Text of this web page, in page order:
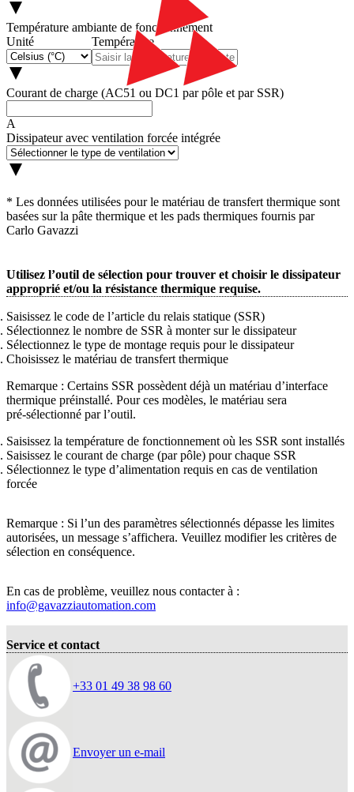
Température ambiante de fonctionnement
Unité
Température
Courant de charge (AC51 ou DC1 par pôle et par SSR)
A
Dissipateur avec ventilation forcée intégrée
* Les données utilisées pour le matériau de transfert thermique sont
basées sur la pâte thermique et les pads thermiques fournis par
Carlo Gavazzi
Utilisez l’outil de sélection pour trouver et choisir le dissipateur
approprié et/ou la résistance thermique requise.
Saisissez le code de l’article du relais statique (SSR)
Sélectionnez le nombre de SSR à monter sur le dissipateur
Sélectionnez le type de montage requis pour le dissipateur
Choisissez le matériau de transfert thermique
Remarque : Certains SSR possèdent déjà un matériau d’interface
thermique préinstallé. Pour ces modèles, le matériau sera
pré‑sélectionné par l’outil.
Saisissez la température de fonctionnement où les SSR sont installés
Saisissez le courant de charge (par pôle) pour chaque SSR
Sélectionnez le type d’alimentation requis en cas de ventilation
forcée
Remarque : Si l’un des paramètres sélectionnés dépasse les limites
autorisées, un message s’affichera. Veuillez modifier les critères de
sélection en conséquence.
En cas de problème, veuillez nous contacter à :
info@gavazziautomation.com
Service et contact
+33 01 49 38 98 60
Envoyer un e-mail